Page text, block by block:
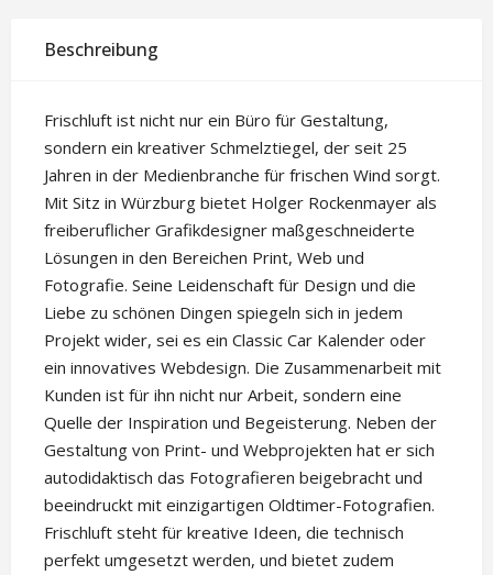
Beschreibung
Frischluft ist nicht nur ein Büro für Gestaltung,
sondern ein kreativer Schmelztiegel, der seit 25
Jahren in der Medienbranche für frischen Wind sorgt.
Mit Sitz in Würzburg bietet Holger Rockenmayer als
freiberuflicher Grafikdesigner maßgeschneiderte
Lösungen in den Bereichen Print, Web und
Fotografie. Seine Leidenschaft für Design und die
Liebe zu schönen Dingen spiegeln sich in jedem
Projekt wider, sei es ein Classic Car Kalender oder
ein innovatives Webdesign. Die Zusammenarbeit mit
Kunden ist für ihn nicht nur Arbeit, sondern eine
Quelle der Inspiration und Begeisterung. Neben der
Gestaltung von Print- und Webprojekten hat er sich
autodidaktisch das Fotografieren beigebracht und
beeindruckt mit einzigartigen Oldtimer-Fotografien.
Frischluft steht für kreative Ideen, die technisch
perfekt umgesetzt werden, und bietet zudem